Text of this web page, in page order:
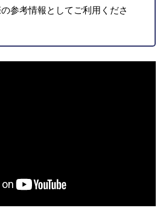
参考情報としてご利用くださ